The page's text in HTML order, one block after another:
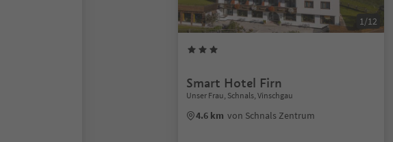
1/12
Smart Hotel Firn
Unser Frau, Schnals, Vinschgau
4.6 km von Schnals Zentrum